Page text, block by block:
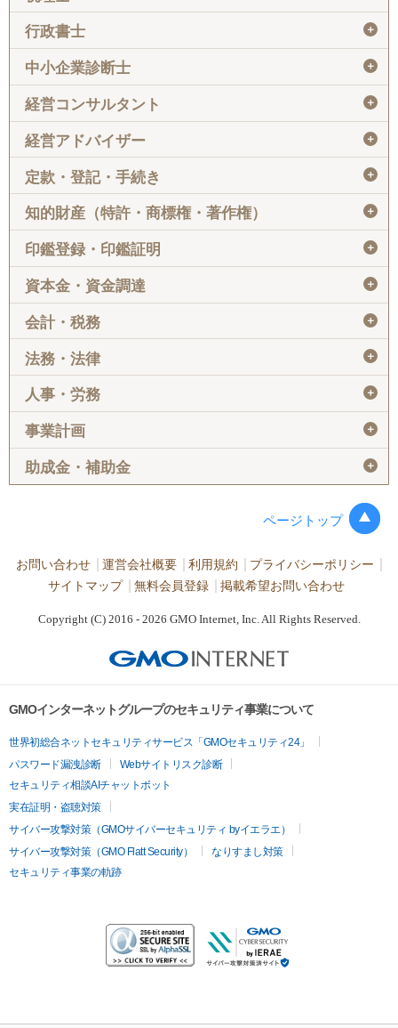
行政書士 ＋
中小企業診断士 ＋
経営コンサルタント ＋
経営アドバイザー ＋
定款・登記・手続き ＋
知的財産（特許・商標権・著作権） ＋
印鑑登録・印鑑証明 ＋
資本金・資金調達 ＋
会計・税務 ＋
法務・法律 ＋
人事・労務 ＋
事業計画 ＋
助成金・補助金 ＋
ページトップ
お問い合わせ 運営会社概要 利用規約
プライバシーポリシー
サイトマップ
無料会員登録 掲載希望お問い合わせ
Copyright (C) 2016 - 2026 GMO Internet, Inc. All Rights Reserved.
GMOインターネットグループのセキュリティ事業について
世界初総合ネットセキュリティサービス「GMOセキュリティ24」
パスワード漏洩診断
Webサイトリスク診断
セキュリティ相談AIチャットボット
実在証明・盗聴対策
サイバー攻撃対策（GMOサイバーセキュリティ byイエラエ）
サイバー攻撃対策（GMO Flatt Security）
なりすまし対策
セキュリティ事業の軌跡